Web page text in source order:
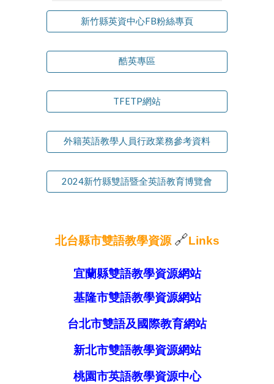
新竹縣英資中心FB粉絲專頁
酷英專區
TFETP網站
外籍英語教學人員行政業務參考資料
2024新竹縣雙語暨全英語教育博覽會
北台縣市雙語教學資源 🔗Links
宜蘭縣雙語教學資源網站
基隆市雙語教學資源網站
台北市雙語及國際教育網站
新北市雙語教學資源網站
桃園市英語教學資源中心